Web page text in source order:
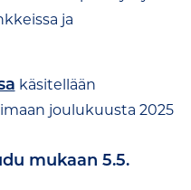
ja
käsitellään
joulukuusta 2025
mukaan 5.5.